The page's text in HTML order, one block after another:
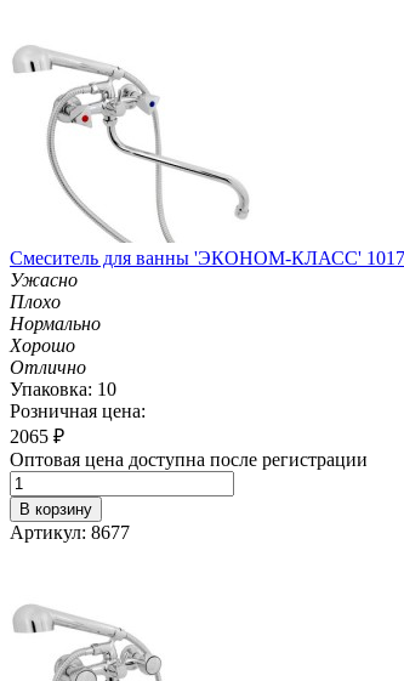
Смеситель для ванны 'ЭКОНОМ-КЛАСС' 1017
Ужасно
Плохо
Нормально
Хорошо
Отлично
Упаковка: 10
Розничная цена:
2065 ₽
Оптовая цена доступна после регистрации
В корзину
Артикул: 8677